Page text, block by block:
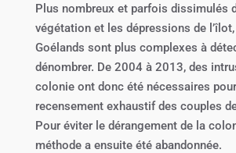
Plus nombreux et parfois dissimulés
végétation et les dépressions de
Goélands sont plus complexes à
dénombrer. De 2004 à 2013, des
colonie ont donc été nécessaires
recensement exhaustif des couples
Pour éviter le dérangement de la
méthode a ensuite été abandonnée.